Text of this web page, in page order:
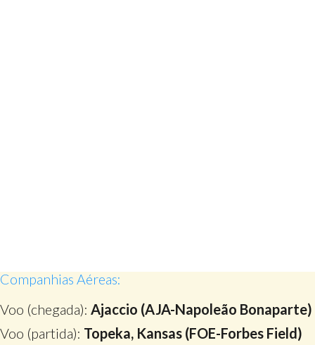
Companhias Aéreas:
Voo (chegada): Ajaccio (AJA-Napoleão Bonaparte)
Voo (partida): Topeka, Kansas (FOE-Forbes Field)